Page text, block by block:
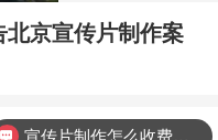
京宣传片制作案
宣传片制作怎么收费的？